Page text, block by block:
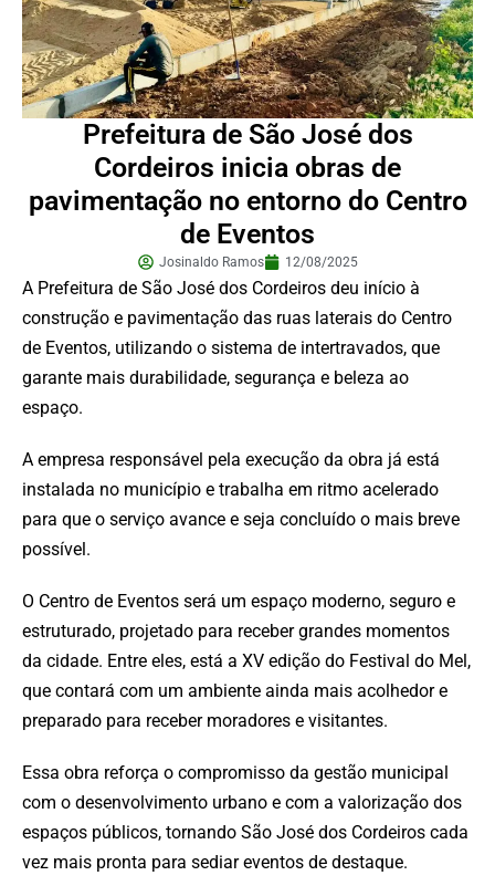
Prefeitura de São José dos
Cordeiros inicia obras de
pavimentação no entorno do Centro
de Eventos
Josinaldo Ramos 12/08/2025
A Prefeitura de São José dos Cordeiros deu início à
construção e pavimentação das ruas laterais do Centro
de Eventos, utilizando o sistema de intertravados, que
garante mais durabilidade, segurança e beleza ao
espaço.
A empresa responsável pela execução da obra já está
instalada no município e trabalha em ritmo acelerado
para que o serviço avance e seja concluído o mais breve
possível.
O Centro de Eventos será um espaço moderno, seguro e
estruturado, projetado para receber grandes momentos
da cidade. Entre eles, está a XV edição do Festival do Mel,
que contará com um ambiente ainda mais acolhedor e
preparado para receber moradores e visitantes.
Essa obra reforça o compromisso da gestão municipal
com o desenvolvimento urbano e com a valorização dos
espaços públicos, tornando São José dos Cordeiros cada
vez mais pronta para sediar eventos de destaque.